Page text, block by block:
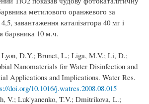
метилового оранжевого за
завантаження каталізатора 40 мг і
барвника 10 м.ч.
D.Y.; Brunet, L.; Liga, M.V.; Li, D.;
Nanomaterials for Water Disinfection and
Applications and Implications. Water Res.
doi.org/10.1016/j.watres.2008.08.015
V.; Luk'yanenko, T.V.; Dmitrikova, L.;